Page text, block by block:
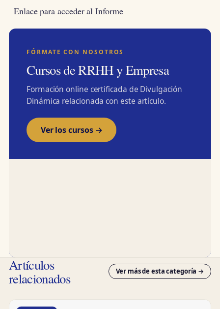
Enlace para acceder al Informe
FÓRMATE CON NOSOTROS
Cursos de RRHH y Empresa
Formación online certificada de Divulgación
Dinámica relacionada con este artículo.
Ver los cursos →
Artículos
relacionados Ver más de esta categoría →